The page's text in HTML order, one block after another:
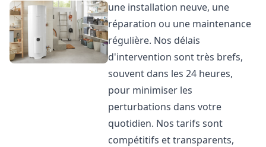
une installation neuve, une
réparation ou une maintenance
régulière. Nos délais
d'intervention sont très brefs,
souvent dans les 24 heures,
pour minimiser les
perturbations dans votre
quotidien. Nos tarifs sont
compétitifs et transparents,